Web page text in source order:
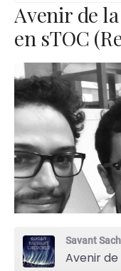
Avenir de
en sTOC
Savant